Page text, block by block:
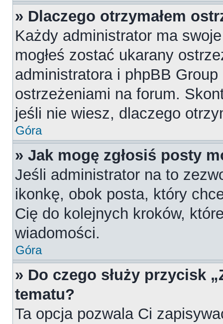
» Dlaczego otrzymałem
Każdy administrator ma
mogłeś zostać ukarany
administratora i phpBB
ostrzeżeniami na forum.
jeśli nie wiesz, dlaczego
Góra
» Jak mogę zgłosiś posty
Jeśli administrator na to
ikonkę, obok posta, który
Cię do kolejnych kroków,
wiadomości.
Góra
» Do czego służy przycisk
tematu?
Ta opcja pozwala Ci